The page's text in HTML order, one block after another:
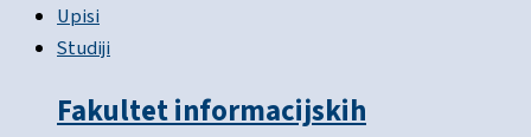
Upisi
Studiji
Fakultet informacijskih